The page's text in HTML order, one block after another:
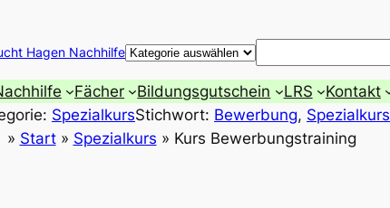
Hagen Nachhilfe Suchen
Fächer Bildungsgutschein LRS Kontakt
SpezialkursStichwort: Bewerbung, Spezialkurs
» Start» Spezialkurs » Kurs Bewerbungstraining